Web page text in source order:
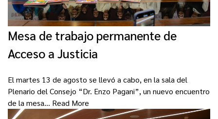
Pedido de Acceso a la Información online
Tenés Derechos
Plan de Gobierno Abierto en la Justicia
Recursos y Acceso a la Justicia
Repositorio de Datos Abiertos
Mesa de trabajo permanente de
Acceso a Justicia
El martes 13 de agosto se llevó a cabo, en la sala del
Plenario del Consejo “Dr. Enzo Pagani”, un nuevo encuentro
de la mesa… Read More